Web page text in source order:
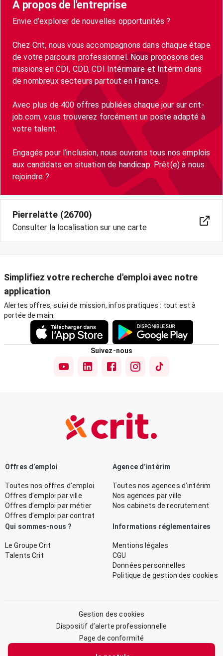
A propos de l'entreprise
Envie d’explorer de nouvelles opportunités ?
Chez Crit, nous vous accompagnons dans chaque étape
de votre parcours professionnel. Nous proposons des
missions en CDI, CDD, CDI Intérimaire et Intérim dans
de nombreux secteurs partout en France.
Avec plus de 400 offres publiées chaque jour sur crit-
job.com, vous trouverez forcément un poste adapté à
votre talent.
Engagés pour l’inclusion, nous ouvrons tous nos emplois
aux candidats en situation de handicap. Prêt(e) à nous
Pierrelatte (26700)
Consulter la localisation sur une carte
Simplifiez votre recherche d'emploi avec notre
application
Alertes offres, suivi de mission, infos pratiques : tout est à
portée de main.
Suivez-nous
Offres d’emploi
Toutes nos offres d’emploi
Offres d’emploi par ville
Offres d’emploi par métier
Offres d’emploi par contrat
Agence d’intérim
Toutes nos agences d’intérim
Nos agences par ville
Nos cabinets de recrutement
Qui sommes-nous ?
Le Groupe Crit
Talents Crit
Informations réglementaires
Mentions légales
CGU
Données personnelles
Politique de gestion des cookies
Gestion des cookies
Dispositif d’alerte professionnelle
Page de conformité